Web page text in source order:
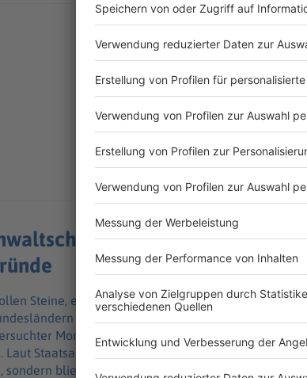
sieht Heimtücke und
Steine, eine Betonplatte und einen Baumstamm
geworfen haben – teils auch direkt auf
Mord sowie gefährlicher Eingriff in den
Laut Staatsanwaltschaft kam es «glücklicherweise
sondern blieb bei Sachschäden und kleinen